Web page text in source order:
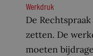
Werkdruk
De
zetten. De
moeten